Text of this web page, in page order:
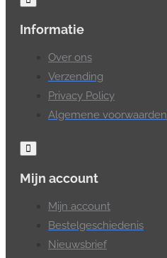
Informatie
Over ons
Verzending
Privacy Policy
Algemene voorwaarden
Mijn account
Mijn account
Bestelgeschiedenis
Nieuwsbrief